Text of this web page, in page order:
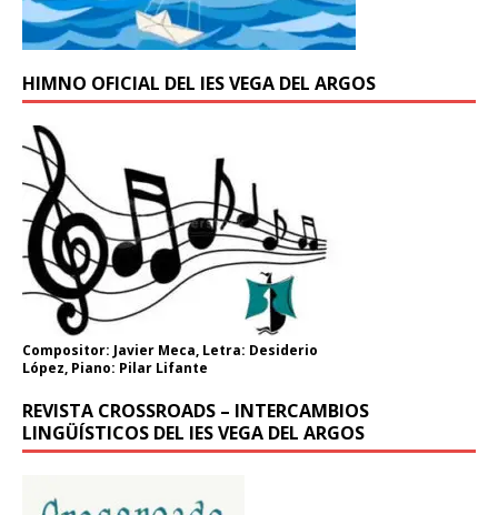
HIMNO OFICIAL DEL IES VEGA DEL ARGOS
Compositor: Javier Meca, Letra: Desiderio
López, Piano: Pilar Lifante
REVISTA CROSSROADS – INTERCAMBIOS
LINGÜÍSTICOS DEL IES VEGA DEL ARGOS